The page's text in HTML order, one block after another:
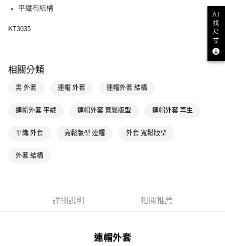
每筆NT$80，滿NT$1,500(含以上)免運費
付款後全家取貨
每筆NT$80，滿NT$1,500(含以上)免運費
付款後萊爾富取貨
每筆NT$80，滿NT$1,500(含以上)免運費
每筆NT$80，滿NT$1,500(含以上)免運費
平織布結構
KT3035
相關分類
男 外套 連帽 外套 連帽外套 結構
連帽外套 平織 連帽外套 寬鬆版型 連帽外套 再生
平織 外套 寬鬆版型 連帽 外套 寬鬆版型
外套 結構
詳細說明 相關推薦
連帽外套
AI
找
尺
寸